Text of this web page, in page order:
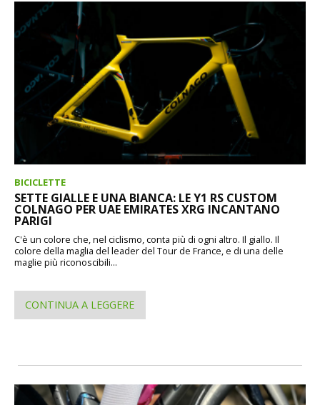
BICICLETTE
SETTE GIALLE E UNA BIANCA: LE Y1 RS CUSTOM
COLNAGO PER UAE EMIRATES XRG INCANTANO
PARIGI
C'è un colore che, nel ciclismo, conta più di ogni altro. Il giallo. Il
colore della maglia del leader del Tour de France, e di una delle
maglie più riconoscibili...
CONTINUA A LEGGERE